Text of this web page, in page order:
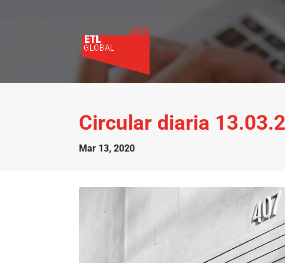
Circular diaria
Mar 13, 2020